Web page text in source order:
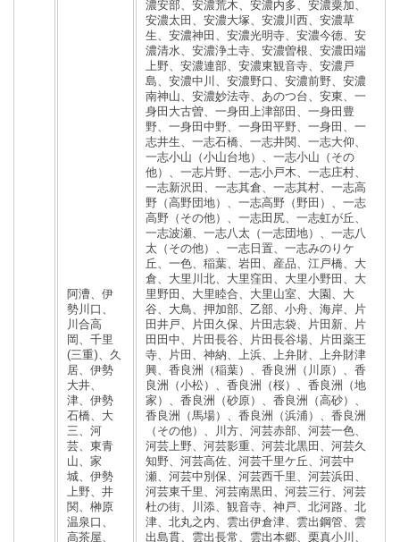
阿漕、伊
勢川口、
川合高
岡、千里
(三重)、久
居、伊勢
大井、
津、伊勢
石橋、大
三、河
芸、東青
山、家
城、伊勢
上野、井
関、榊原
温泉口、
高茶屋、
濃安部、安濃荒木、安濃内多、安濃粟加、
安濃太田、安濃大塚、安濃川西、安濃草
生、安濃神田、安濃光明寺、安濃今徳、安
濃清水、安濃浄土寺、安濃曽根、安濃田端
上野、安濃連部、安濃東観音寺、安濃戸
島、安濃中川、安濃野口、安濃前野、安濃
南神山、安濃妙法寺、あのつ台、安東、一
身田大古曽、一身田上津部田、一身田豊
野、一身田中野、一身田平野、一身田、一
志井生、一志石橋、一志井関、一志大仰、
一志小山（小山台地）、一志小山（その
他）、一志片野、一志小戸木、一志庄村、
一志新沢田、一志其倉、一志其村、一志高
野（高野団地）、一志高野（野田）、一志
高野（その他）、一志田尻、一志虹が丘、
一志波瀬、一志八太（一志団地）、一志八
太（その他）、一志日置、一志みのりケ
丘、一色、稲葉、岩田、産品、江戸橋、大
倉、大里川北、大里窪田、大里小野田、大
里野田、大里睦合、大里山室、大園、大
谷、大鳥、押加部、乙部、小舟、海岸、片
田井戸、片田久保、片田志袋、片田新、片
田田中、片田長谷、片田長谷場、片田薬王
寺、片田、神納、上浜、上弁財、上弁財津
興、香良洲（稲葉）、香良洲（川原）、香
良洲（小松）、香良洲（桜）、香良洲（地
家）、香良洲（砂原）、香良洲（高砂）、
香良洲（馬場）、香良洲（浜浦）、香良洲
（その他）、川方、河芸赤部、河芸一色、
河芸上野、河芸影重、河芸北黒田、河芸久
知野、河芸高佐、河芸千里ケ丘、河芸中
瀬、河芸中別保、河芸西千里、河芸浜田、
河芸東千里、河芸南黒田、河芸三行、河芸
杜の街、川添、観音寺、神戸、北河路、北
津、北丸之内、雲出伊倉津、雲出鋼管、雲
出島貫、雲出長常、雲出本郷、栗真小川、